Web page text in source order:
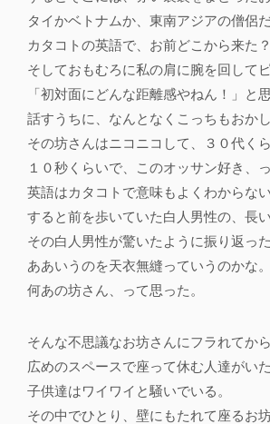
タイかベトナムか、東南アジアの僧侶だ
カタコトの英語で、お前どこから来た
そしておもむろに私の肩に腕を回して
「初対面にどんな距離感やねん！」と
話すうちに、なんとなくこっちもおか
その坊さんはニコニコして、３０代く
１０秒くらいで、このオッサン好き、
英語はカタコトで意味もよくわからな
すると前を歩いていた白人男性の、長
その白人男性が驚いたように振り返っ
ああいうのを天衣無縫っていうのかな。
何あの坊さん、って思った。
そんな不思議なお坊さんにフラれてか
広めのスペースで座って休む人達がいた
子供達はワイワイと騒いでいる。
その中でひとり、壁にもたれて座るお